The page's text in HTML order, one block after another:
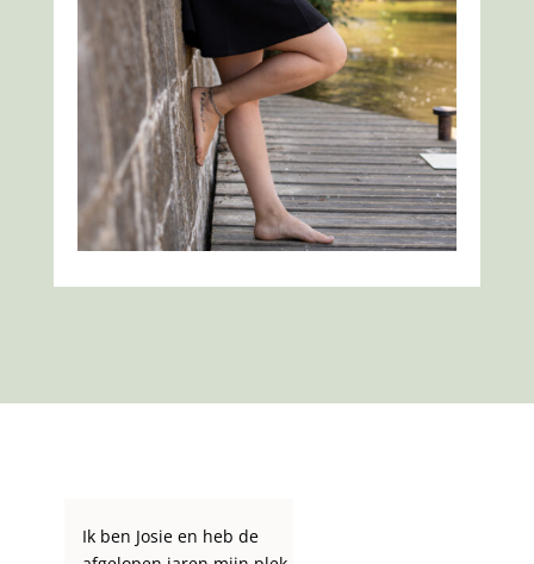
Ik ben Josie en heb de